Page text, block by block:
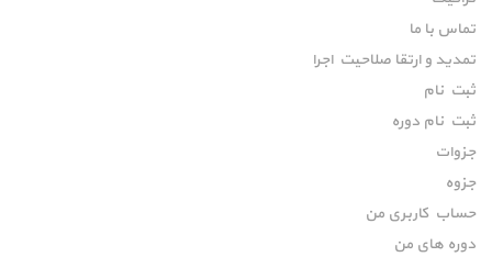
تماس با ما
تمدید و ارتقا صلاحیت اجرا
ثبت نام
ثبت نام دوره
جزوات
جزوه
حساب کاربری من
دوره های من